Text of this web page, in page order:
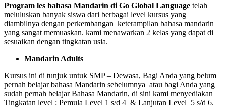
Program les bahasa Mandarin di Go Global Language telah
meluluskan banyak siswa dari berbagai level kursus yang
diambilnya dengan perkembangan keterampilan bahasa mandarin
yang sangat memuaskan. kami menawarkan 2 kelas yang dapat di
sesuaikan dengan tingkatan usia.
Mandarin Adults
Kursus ini di tunjuk untuk SMP – Dewasa, Bagi Anda yang belum
pernah belajar bahasa Mandarin sebelumnya atau bagi Anda yang
sudah pernah belajar Bahasa Mandarin, di sini kami menyediakan
Tingkatan level : Pemula Level 1 s/d 4 & Lanjutan Level 5 s/d 6.